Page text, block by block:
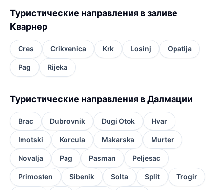
Туристические направления в заливе
Кварнер
Cres Crikvenica Krk Losinj Opatija
Pag Rijeka
Туристические направления в Далмации
Brac Dubrovnik Dugi Otok Hvar
Imotski Korcula Makarska Murter
Novalja Pag Pasman Peljesac
Primosten Sibenik Solta Split Trogir